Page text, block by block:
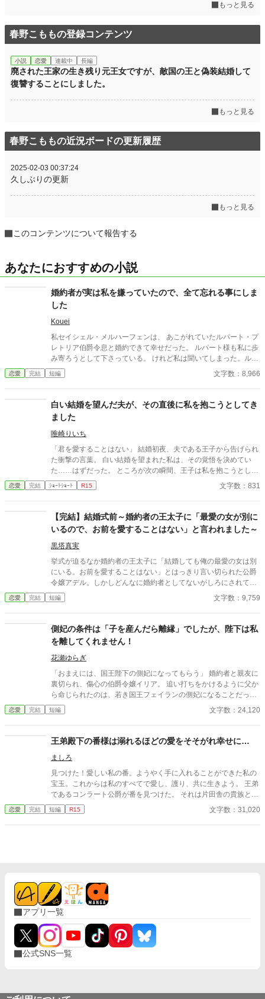
もっと見る
春野こももの登録コンテンツ
小説 恋愛 連載中 長編
廃された王家の生き残り元王女ですが、敵国の王と偽装結婚して
復讐することにしました。
もっと見る
春野こももの近況ボードの更新履歴
2025-02-03 00:37:24
久しぶりの更新
もっと見る
このコンテンツについて報告する
あなたにおすすめの小説
婚約者が実は私を嫌っていたので、全て忘れる事にしま
した
Kouei
私セイシェル・メルハーフェンは、 あこがれていたルパート・プ
レトリア伯爵令息と婚約できて幸せだった。 ルパート様も私に歩
み寄ろうとして下さっている。 けれど私は聞いてしまった。ルパ
ート様の本音を。 『我慢するしかない』 『彼女といると疲れる』
私はルパート様に嫌われていたの？ 本当は厭わしく思っていた
は、他投稿サイトにも公開しています。
恋愛 完結 短編 文字数：8,966
白い結婚を望んだ夫が、その直後に私を抱こうとしてき
ました
唯崎りいち
「君を愛することはない」 結婚初夜、夫である王子から告げられ
た衝撃の言葉。 白い結婚を望まれた私は、その覚悟を決めてい
た……はずだった。 ところが次の瞬間、王子は私を抱こうとして
くる。 「待ってください！ あなた、私を愛さないと言いました
よね？」 愛するつもりはないのに、なぜ身体の関係だけ求めるの
ると、僕の心臓が止まるかもしれないんだ」 ……それ、絶対に我
慢しなきゃいけないやつでは！？ 愛されない花嫁になるはずが、
なぜか命がけで溺愛されることになりました。 転生者令嬢と、恋
心をこじらせた王子の勘違いラブコメディ。
恋愛 完結 ｼｮｰﾄｼｮｰﾄ R15 文字数：831
【完結】結婚式前～婚約者の王太子に「最愛の女が別に
いるので、お前を愛することはない」と言われました～
黒塔真実
挙式が迫るなか婚約者の王太子に「結婚しても俺の最愛の女は別
にいる。お前を愛することはない」とはっきり言い切られた公爵
令嬢アデル。しかしどんなに婚約者としてないがしろにされても
女性としての誇りを傷つけられても彼女は平気だった。なぜなら
大切な「心の拠り所」があるから……。しかし、王立学園の卒業
を受けるのだった―― ※神視点。■なろうにも別タイトルで重
複投稿←【ジャンル日間4位】。
恋愛 完結 短編 文字数：9,759
側妃の条件は「子を産んだら離縁」でしたが、陛下は私
を離してくれません！
花瀬ゆらぎ
「おまえには、国王陛下の側妃になってもらう」 婚約者と親友に
裏切られ、傷心の伯爵令嬢イリア。 追い打ちをかけるように父か
ら命じられたのは、若き国王フェイランの側妃になることだっ
た。 しかし、王宮で待っていたのは、「世継ぎを産んだら離縁」
という非情な条件。 夫となったフェイランは冷たく、侍女からは
ど、イリアは知ってしまう。 彼が兄の死と誤解に苦しみ、誰より
ます。だから……離縁してください」 フェイランを想い、身を引
こうとしたイリア。 しかし、無関心だったはずの陛下が、イリア
を強く抱きしめて……！？ 「離縁する気か？ 許さない。私の心
を乱しておいて、逃げられると思うな」 凍てついた王の心を溶か
妃へと昇り詰める逆転ラブロマンス！
恋愛 完結 短編 文字数：24,120
王弟殿下の番様は溺れるほどの愛をそそがれ幸せに…
ましろ
見つけた！愛しい私の番。ようやく手に入れることができた私の
宝玉。これからは私のすべてで愛し、護り、共に生きよう。 王弟
であるコンラート公爵が番を見つけた。 それは片田舎の貴族とは
名ばかりの貧乏男爵の娘だった。物語のような幸運を得た少女に
人々は賞賛に沸き立っていた。 貧しかった少女は番に愛されそし
恋愛 完結 短編 R15 文字数：31,020
アプリ一覧
公式SNS一覧